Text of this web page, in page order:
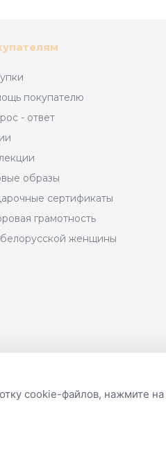
Брэнд
Производитель
Размер
Рост
покупателю
- ответ
образы
сертификаты
грамотность
белорусской женщины
cookie-файлов, нажмите на